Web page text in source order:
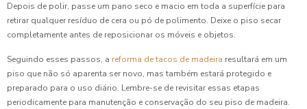
Depois de polir, passe um pano seco e macio em toda a superfície para
retirar qualquer resíduo de cera ou pó de polimento. Deixe o piso secar
completamente antes de reposicionar os móveis e objetos.
Seguindo esses passos, a reforma de tacos de madeira resultará em um
piso que não só aparenta ser novo, mas também estará protegido e
preparado para o uso diário. Lembre-se de revisitar essas etapas
periodicamente para manutenção e conservação do seu piso de madeira.